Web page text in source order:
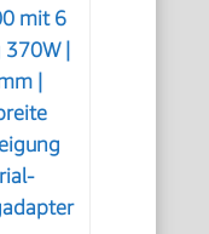
mit 6
|
|